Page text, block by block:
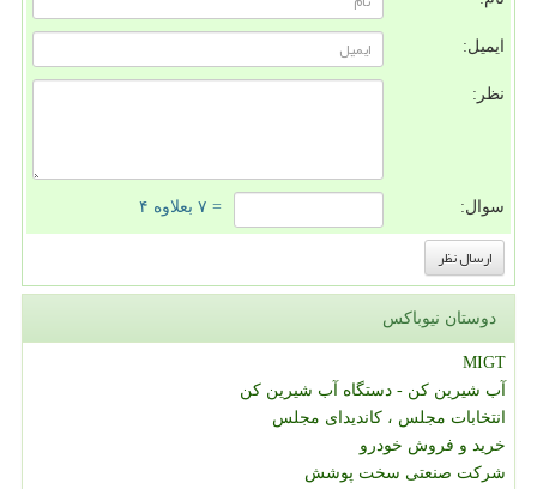
ایمیل:
نظر:
سوال: = ۷ بعلاوه ۴
دوستان نیوباکس
MIGT
آب شیرین کن - دستگاه آب شیرین کن
انتخابات مجلس ، کاندیدای مجلس
خرید و فروش خودرو
شرکت صنعتی سخت پوشش